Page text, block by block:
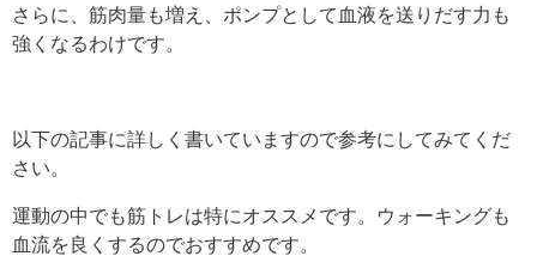
さらに、筋肉量も増え、ポンプとして血液を送りだす力も
強くなるわけです。
以下の記事に詳しく書いていますので参考にしてみてくだ
さい。
運動の中でも筋トレは特にオススメです。ウォーキングも
血流を良くするのでおすすめです。